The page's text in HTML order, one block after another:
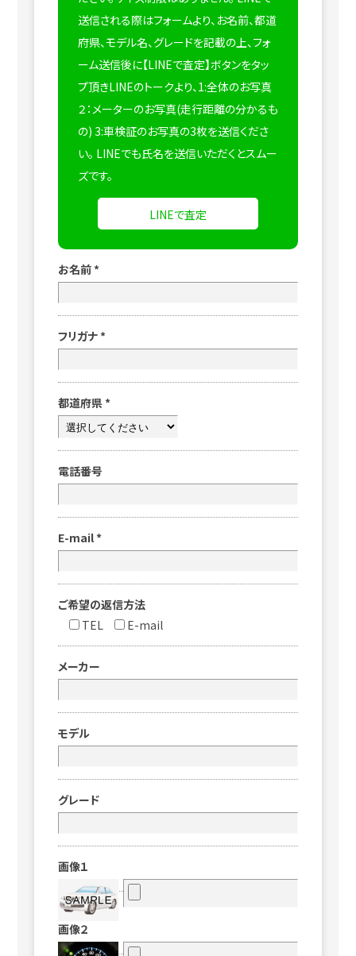
送信される際はフォームより、お名前、都道
府県、モデル名、グレードを記載の上、フォ
ーム送信後に【LINEで査定】ボタンをタッ
プ頂きLINEのトークより、1:全体のお写真
２：メーターのお写真(走行距離の分かるも
の) 3:車検証のお写真の3枚を送信くださ
い。 LINEでも氏名を送信いただくとスムー
ズです。
LINEで査定
お名前 *
フリガナ *
都道府県 *
電話番号
E-mail *
ご希望の返信方法
TEL
E-mail
メーカー
モデル
グレード
画像１
画像２